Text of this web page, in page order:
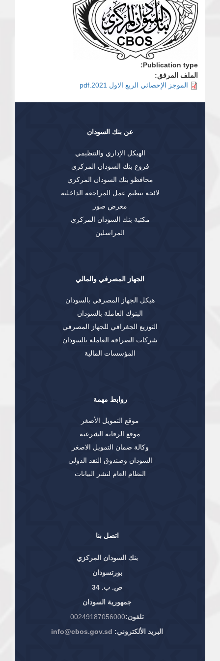
Publication type:
الملف المرفق:
الموجز الإحصائي الربع الاول 2021.pdf
اتصل بنا
بنك السودان المركزي
بورتسودان
ص. ب. 34
جمهورية السودان
تلفون:00249187056000
البريد الألكتروني: info@cbos.gov.sd
عن بنك السودان
الهيكل الإداري والتنظيمي
فروع بنك السودان المركزي
محافظو بنك السودان المركزي
لائحة تنظيم عمل المراجعة الداخلية
معرض صور
مكتبة بنك السودان المركزي
المراسلين
الجهاز المصرفي والمالي
هيكل الجهاز المصرفي بالسودان
البنوك العاملة بالسودان
التوزيع الجغرافي للجهاز المصرفي
شركات الصرافة العاملة بالسودان
المؤسسات المالية
روابط مهمة
موقع التمويل الأصغر
موقع الرقابة الشرعية
وكالة ضمان التمويل الاصغر
السودان وصندوق النقد الدولي
النظام العام لنشر البيانات